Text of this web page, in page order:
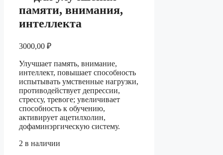
памяти, внимания,
интеллекта
3000,00 ₽
Улучшает память, внимание,
интеллект, повышает способность
испытывать умственные нагрузки,
противодействует депрессии,
стрессу, тревоге; увеличивает
способность к обучению,
активирует ацетилхолин,
дофаминэргическую систему.
2 в наличии